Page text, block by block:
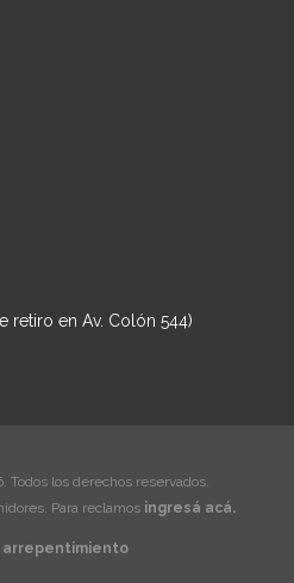
retiro en Av. Colón 544)
los derechos reservados.
Para reclamos ingresá acá.
arrepentimiento